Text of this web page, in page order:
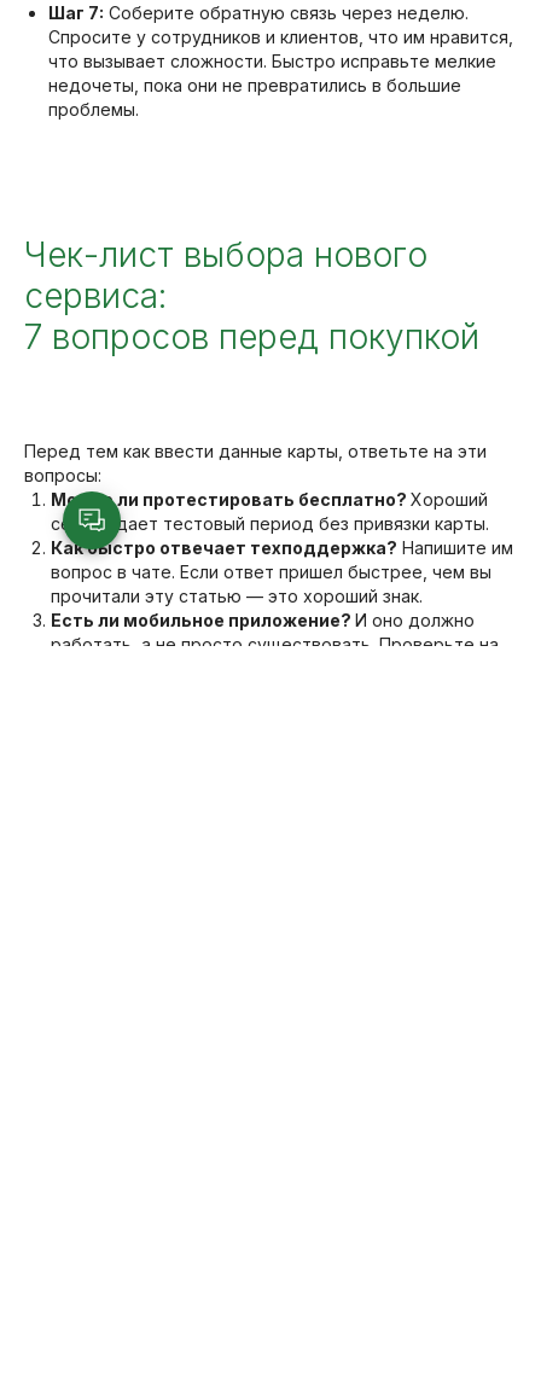
Шаг 7: Соберите обратную связь через неделю.
Спросите у сотрудников и клиентов, что им нравится,
что вызывает сложности. Быстро исправьте мелкие
недочеты, пока они не превратились в большие
проблемы.
Чек-лист выбора нового
сервиса:
7 вопросов перед покупкой
Перед тем как ввести данные карты, ответьте на эти
вопросы:
Можно ли протестировать бесплатно? Хороший
сервис дает тестовый период без привязки карты.
Как быстро отвечает техподдержка? Напишите им
вопрос в чате. Если ответ пришел быстрее, чем вы
прочитали эту статью — это хороший знак.
Есть ли мобильное приложение? И оно должно
работать, а не просто существовать. Проверьте на